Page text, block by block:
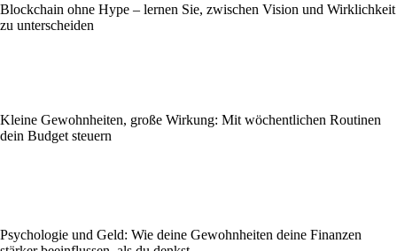
Blockchain ohne Hype – lernen Sie, zwischen Vision und Wirklichkeit
zu unterscheiden
Kleine Gewohnheiten, große Wirkung: Mit wöchentlichen Routinen
dein Budget steuern
Psychologie und Geld: Wie deine Gewohnheiten deine Finanzen